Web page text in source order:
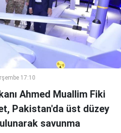
17:10
Ahmed Muallim Fiki
Pakistan'da üst düzey
savunma